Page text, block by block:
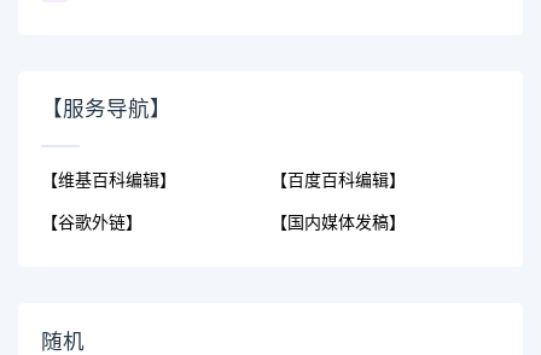
【服务导航】
【维基百科编辑】
【谷歌外链】
【百度百科编辑】
【国内媒体发稿】
随机